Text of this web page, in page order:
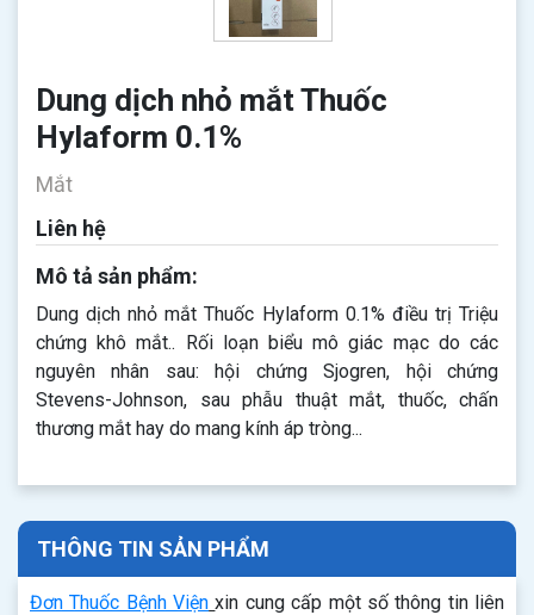
Dung dịch nhỏ mắt Thuốc
Hylaform 0.1%
Mắt
Liên hệ
Mô tả sản phẩm:
Dung dịch nhỏ mắt Thuốc Hylaform 0.1% điều trị Triệu
chứng khô mắt.. Rối loạn biểu mô giác mạc do các
nguyên nhân sau: hội chứng Sjogren, hội chứng
Stevens-Johnson, sau phẫu thuật mắt, thuốc, chấn
thương mắt hay do mang kính áp tròng...
THÔNG TIN SẢN PHẨM
Đơn Thuốc Bệnh Viện xin cung cấp một số thông tin liên